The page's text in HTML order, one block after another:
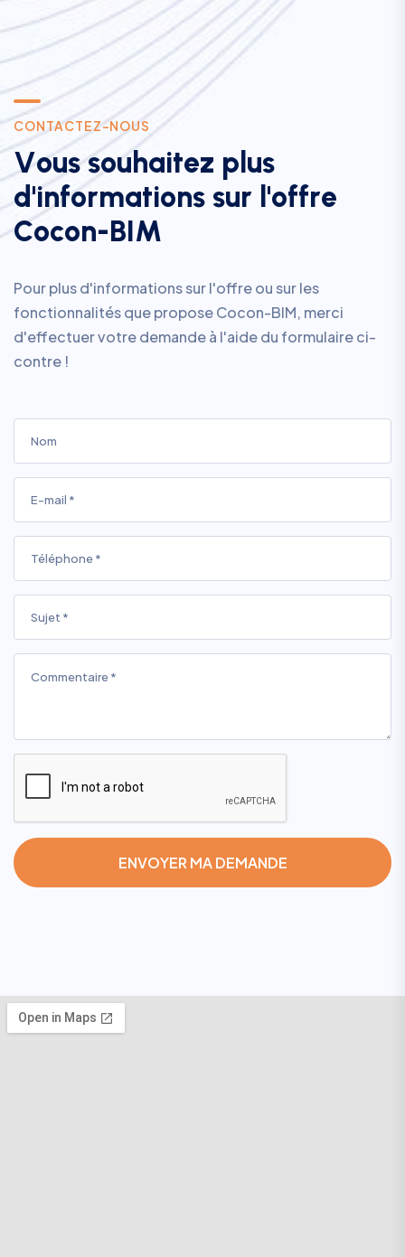
CONTACTEZ-NOUS
Vous souhaitez p us
d'informations sur 'offre
Cocon-BIM
Pour plus d'informations sur l'offre ou sur les
fonctionnalités que propose Cocon-BIM, merci
d'effectuer votre demande à l'aide du formulaire ci-
contre !
ENVOYER MA DEMANDE